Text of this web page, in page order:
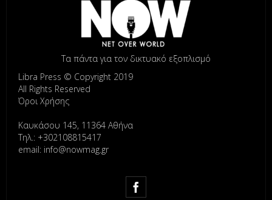
Τα πάντα για τον δικτυακό εξοπλισμό
Libra Press © Copyright 2019
All Rights Reserved
Όροι Χρήσης
Καυκάσου 145, 11364 Αθήνα
Τηλ.: +302108815417
email: info@nowmag.gr